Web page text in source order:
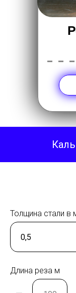
Толщина стали в
Длина реза м